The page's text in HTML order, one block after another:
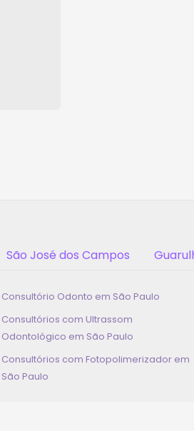
São José dos Campos
Consultório Odonto em São Paulo
Consultórios com Ultrassom
Odontológico em São Paulo
Consultórios com Fotopolimerizador em
São Paulo